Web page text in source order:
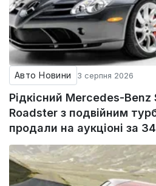
Авто Новини 3 серпня 2026
Рідкісний Mercedes-Benz
Roadster з подвійним
продали на аукціоні за